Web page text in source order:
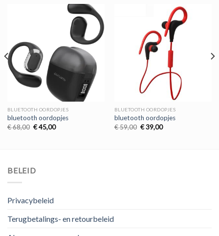
BLUETOOTH OORDOPJES
bluetooth oordopjes
€68,00 Oorspronkelijke
€45,00Huidige
BLUETOOTH OORDOPJES
bluetooth oordopjes
€59,00 Oorspronkelijke
€39,00Huidige
BELEID
Privacybeleid
Terugbetalings- en retourbeleid